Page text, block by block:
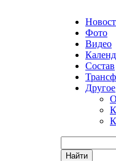
Фото
Видео
Состав
Другое
Найти